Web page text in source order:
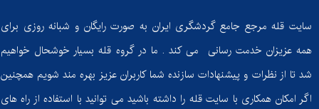
سایت قله مرجع جامع گردشگری ایران به صورت رایگان و شبانه روزی برای
همه عزیزان خدمت رسانی می کند . ما در گروه قله بسیار خوشحال خواهیم
شد تا از نظرات و پیشنهادات سازنده شما کاربران عزیز بهره مند شویم همچنین
اگر امکان همکاری با سایت قله را داشته باشید می توانید با استفاده از راه های